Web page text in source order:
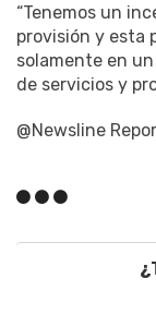
“Tenemos un
provisión y esta
solamente en
de servicios y
@Newsline